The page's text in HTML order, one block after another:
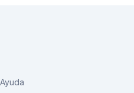
Ayuda